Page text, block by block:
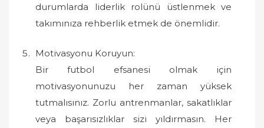
durumlarda liderlik rolünü üstlenmek ve
takımınıza rehberlik etmek de önemlidir.
Motivasyonu Koruyun:
Bir futbol efsanesi olmak için
motivasyonunuzu her zaman yüksek
tutmalısınız. Zorlu antrenmanlar, sakatlıklar
veya başarısızlıklar sizi yıldırmasın. Her